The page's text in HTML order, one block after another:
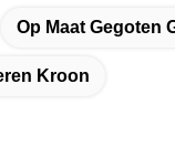
Op Maat Gegoten
Kroon